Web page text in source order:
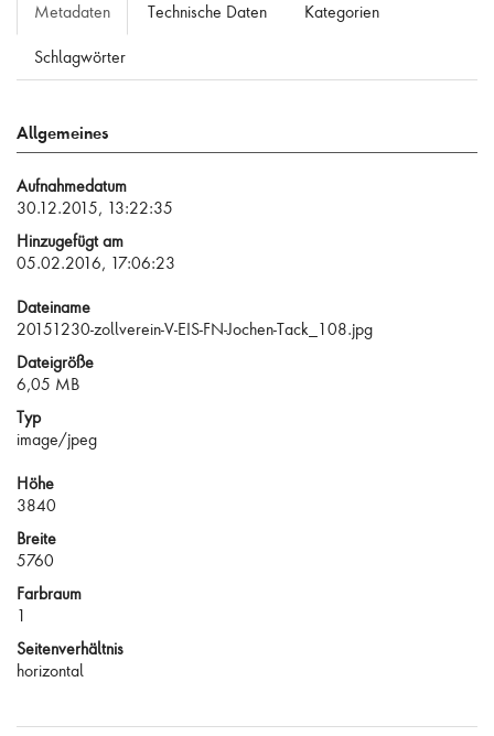
Metadaten Technische Daten Kategorien
Schlagwörter
Allgemeines
Aufnahmedatum
30.12.2015, 13:22:35
Hinzugefügt am
05.02.2016, 17:06:23
Dateiname
20151230-zollverein-V-EIS-FN-Jochen-Tack_108.jpg
Dateigröße
6,05 MB
Typ
image/jpeg
Höhe
3840
Breite
5760
Farbraum
1
Seitenverhältnis
horizontal